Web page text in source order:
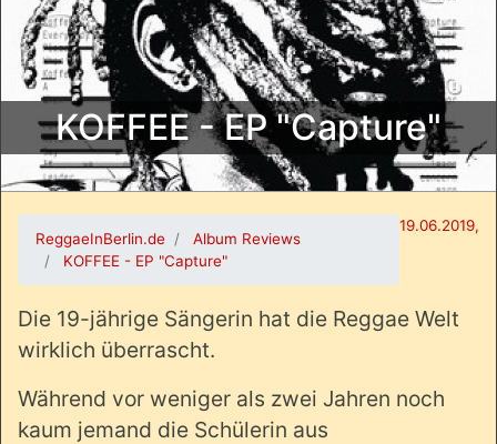
KOFFEE - EP "Capture"
19.06.2019,
ReggaeInBerlin.de
Album Reviews
KOFFEE - EP "Capture"
Die 19-jährige Sängerin hat die Reggae Welt
wirklich überrascht.
Während vor weniger als zwei Jahren noch
kaum jemand die Schülerin aus